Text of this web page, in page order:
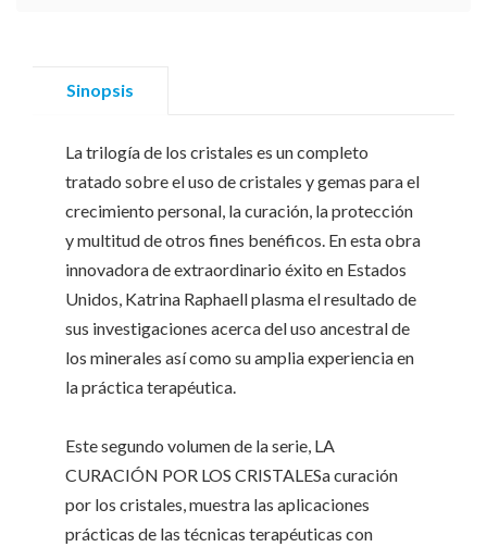
Sinopsis
La trilogía de los cristales es un completo
tratado sobre el uso de cristales y gemas para el
crecimiento personal, la curación, la protección
y multitud de otros fines benéficos. En esta obra
innovadora de extraordinario éxito en Estados
Unidos, Katrina Raphaell plasma el resultado de
sus investigaciones acerca del uso ancestral de
los minerales así como su amplia experiencia en
la práctica terapéutica.
Este segundo volumen de la serie, LA
CURACIÓN POR LOS CRISTALESa curación
por los cristales, muestra las aplicaciones
prácticas de las técnicas terapéuticas con